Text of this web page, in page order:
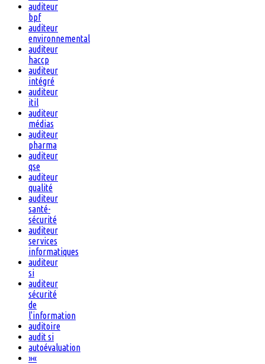
auditeur
bpf
auditeur
environnemental
auditeur
haccp
auditeur
intégré
auditeur
itil
auditeur
médias
auditeur
pharma
auditeur
qse
auditeur
qualité
auditeur
santé-
sécurité
auditeur
services
informatiques
auditeur
si
auditeur
sécurité
de
l'information
auditoire
audit si
autoévaluation
»«